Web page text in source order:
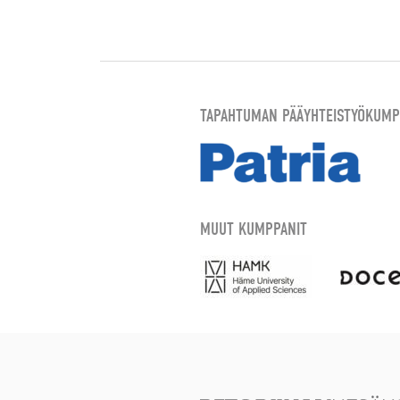
TAPAHTUMAN
MUUT KUMPPANIT